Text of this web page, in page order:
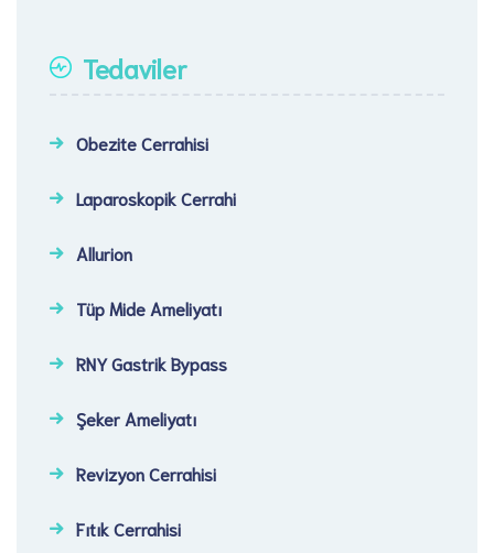
Tedaviler
Obezite Cerrahisi
Laparoskopik Cerrahi​
Allurion
Tüp Mide Ameliyatı
RNY Gastrik Bypass
Şeker Ameliyatı​
Revizyon Cerrahisi​
Fıtık Cerrahisi​